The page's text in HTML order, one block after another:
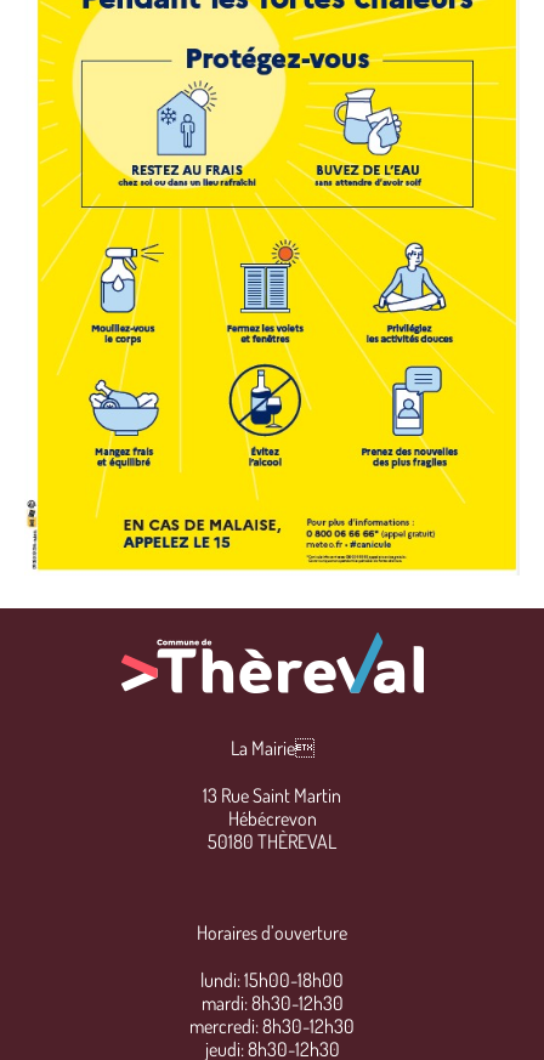
La Mairie
13 Rue Saint Martin
Hébécrevon
50180 THÈREVAL
Horaires d’ouverture
lundi: 15h00-18h00
mardi: 8h30-12h30
mercredi: 8h30-12h30
jeudi: 8h30-12h30